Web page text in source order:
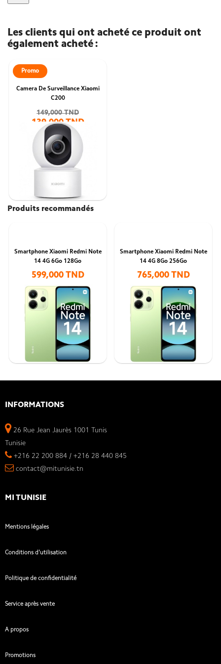
Les clients qui ont acheté ce produit ont
également acheté :
Camera De Surveillance Xiaomi
C200
149,000 TND
139,000 TND
Promo
Produits recommandés
Smartphone Xiaomi Redmi Note
14 4G 6Go 128Go
599,000 TND
Smartphone Xiaomi Redmi Note
14 4G 8Go 256Go
765,000 TND
INFORMATIONS
26 Rue Jean Jaurès 1001 Tunis
Tunisie
+216 22 200 884 / +216 28 440 845
contact@mitunisie.tn
MI TUNISIE
Mentions légales
Conditions d'utilisation
Politique de confidentialité
Service après vente
A propos
Promotions